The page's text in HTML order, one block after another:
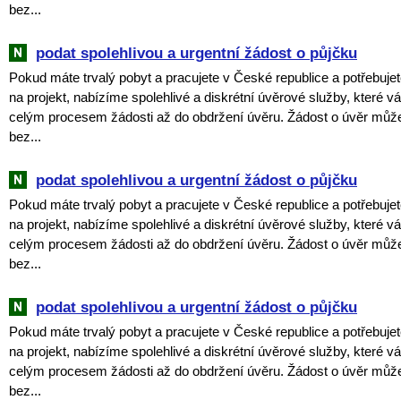
bez...
podat spolehlivou a urgentní žádost o půjčku
Pokud máte trvalý pobyt a pracujete v České republice a
na projekt, nabízíme spolehlivé a diskrétní úvěrové služby, které
celým procesem žádosti až do obdržení úvěru. Žádost o úvěr
bez...
podat spolehlivou a urgentní žádost o půjčku
Pokud máte trvalý pobyt a pracujete v České republice a
na projekt, nabízíme spolehlivé a diskrétní úvěrové služby, které
celým procesem žádosti až do obdržení úvěru. Žádost o úvěr
bez...
podat spolehlivou a urgentní žádost o půjčku
Pokud máte trvalý pobyt a pracujete v České republice a
na projekt, nabízíme spolehlivé a diskrétní úvěrové služby, které
celým procesem žádosti až do obdržení úvěru. Žádost o úvěr
bez...